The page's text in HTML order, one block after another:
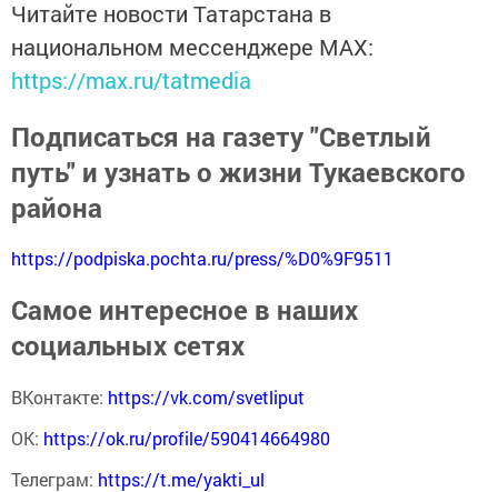
Читайте новости Татарстана в
национальном мессенджере MАХ:
https://max.ru/tatmedia
Подписаться на газету "Светлый
путь" и узнать о жизни Тукаевского
района
https://podpiska.pochta.ru/press/%D0%9F9511
Самое интересное в наших
социальных сетях
ВКонтакте: https://vk.com/svetliput
ОК: https://ok.ru/profile/590414664980
Телеграм: https://t.me/yakti_ul